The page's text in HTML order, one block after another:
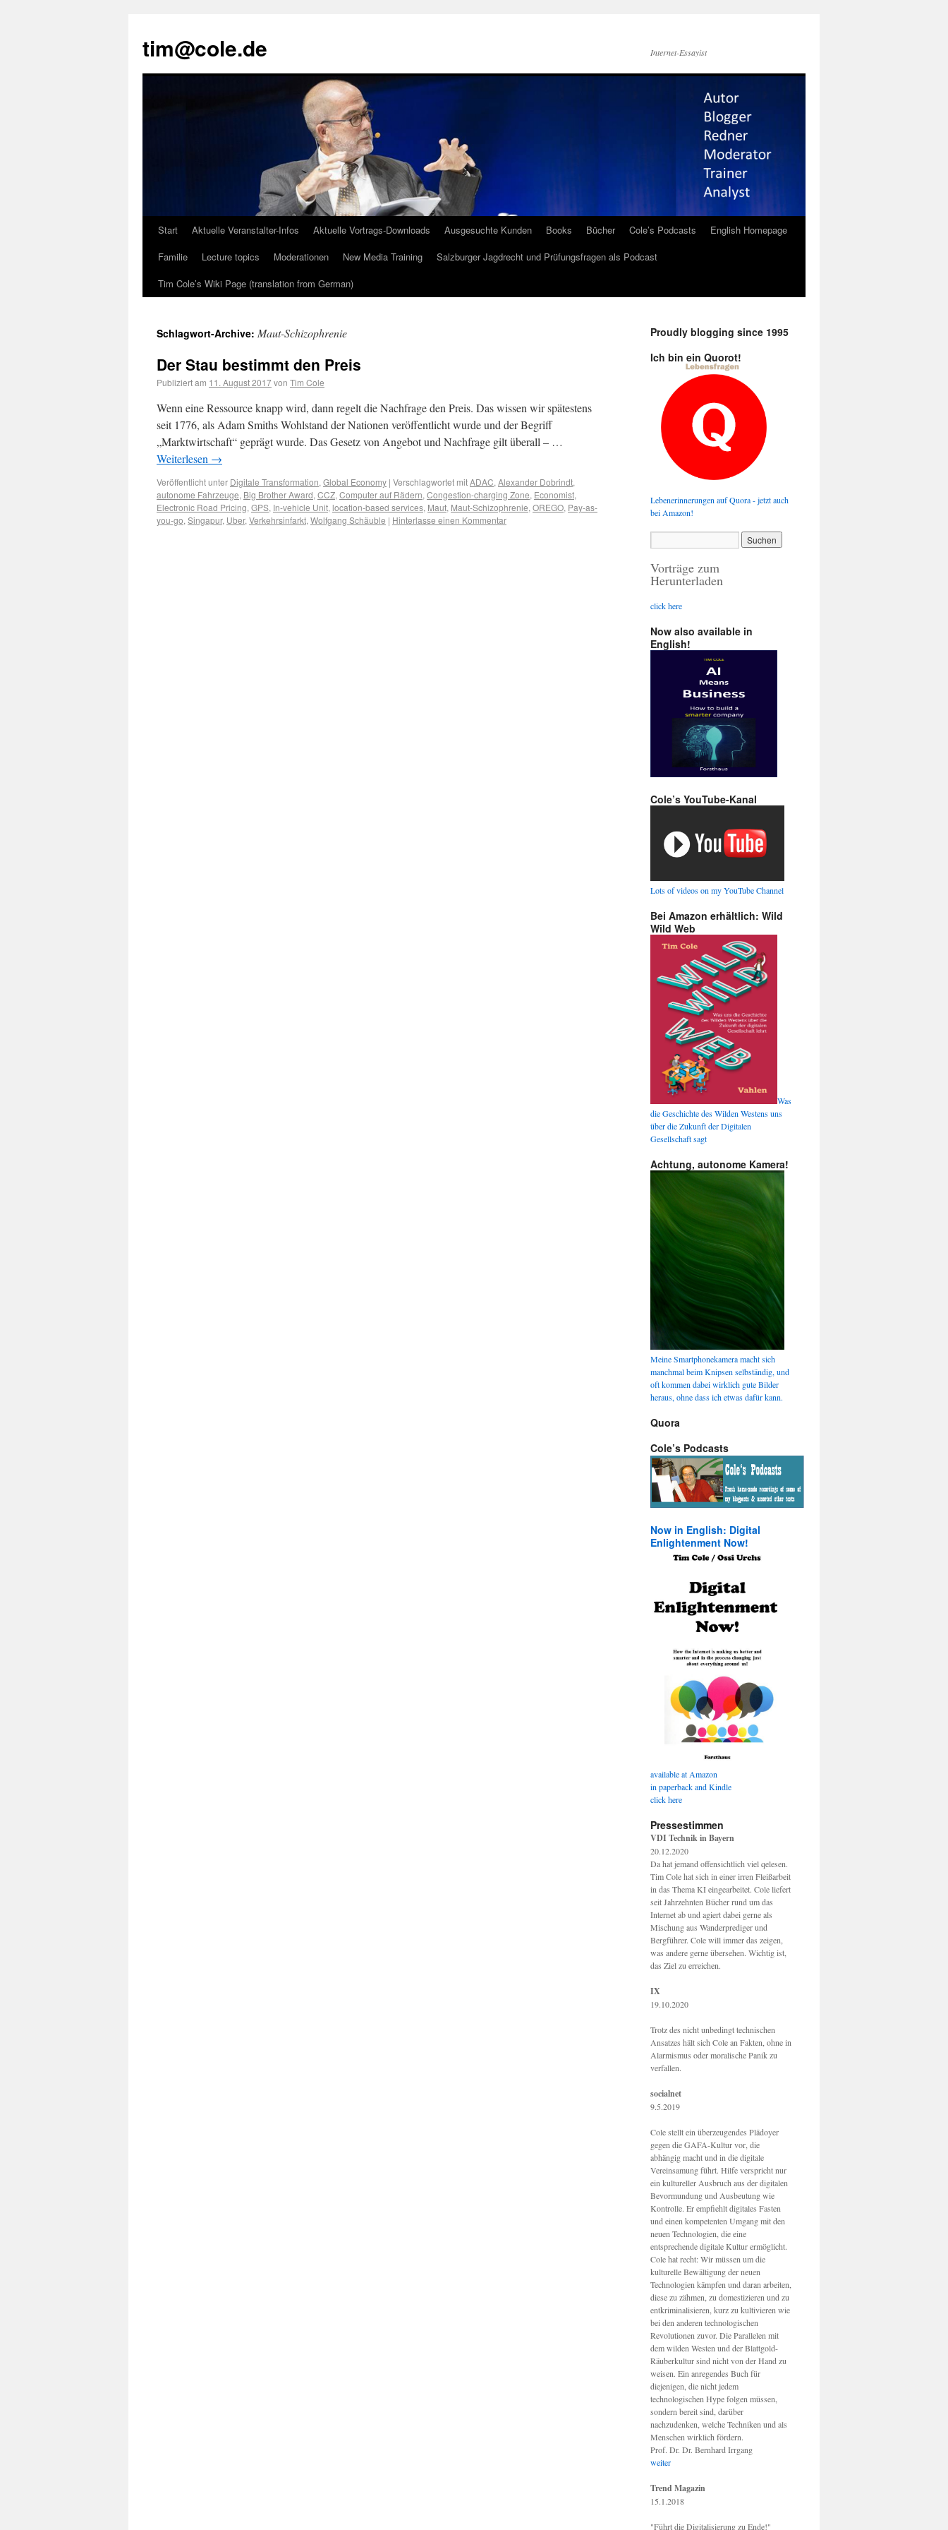
tim@cole.de Internet-Essayist
Start Aktuelle Veranstalter-Infos Aktuelle Vortrags-Downloads Ausgesuchte Kunden Books Bücher Cole’s Podcasts
English Homepage
Familie
Lecture topics Moderationen New Media Training
Salzburger Jagdrecht und Prüfungsfragen als Podcast
Tim Cole’s Wiki Page (translation from German)
Schlagwort-Archive: Maut-Schizophrenie
Der Stau bestimmt den Preis
Publiziert am 11. August 2017von Tim Cole
Wenn eine Ressource knapp wird, dann regelt die Nachfrage den Preis. Das wissen wir spätestens
seit 1776, als Adam Smiths Wohlstand der Nationen veröffentlicht wurde und der Begriff
„Marktwirtschaft“ geprägt wurde. Das Gesetz von Angebot und Nachfrage gilt überall – …
Weiterlesen →
Veröffentlicht unter Digitale Transformation, Global Economy | Verschlagwortet mitADAC, Alexander Dobrindt,
autonome Fahrzeuge, Big Brother Award, CCZ, Computer auf Rädern, Congestion-charging Zone, Economist,
Electronic Road Pricing, GPS, In-vehicle Unit, location-based services, Maut, Maut-Schizophrenie, OREGO, Pay-as-
you-go, Singapur, Uber, Verkehrsinfarkt, Wolfgang Schäuble | Hinterlasse einen Kommentar
Proudly blogging since 1995
Ich bin ein Quorot!
Lebenerinnerungen auf Quora - jetzt auch
bei Amazon!
Vorträge zum
Herunterladen
click here
Now also available in
English!
Cole’s YouTube-Kanal
Lots of videos on my YouTube Channel
Bei Amazon erhältlich: Wild
Wild Web
Was
die Geschichte des Wilden Westens uns
über die Zukunft der Digitalen
Gesellschaft sagt
Achtung, autonome Kamera!
Meine Smartphonekamera macht sich
manchmal beim Knipsen selbständig, und
oft kommen dabei wirklich gute Bilder
heraus, ohne dass ich etwas dafür kann.
Quora
Cole’s Podcasts
Now in English: Digital
Enlightenment Now!
available at Amazon
in paperback and Kindle
click here
Pressestimmen
VDI Technik in Bayern
20.12.2020
Da hat jemand offensichtlich viel qelesen.
Tim Cole hat sich in einer irren Fleißarbeit
in das Thema KI eingearbeitet. Cole liefert
seit Jahrzehnten Bücher rund um das
Internet ab und agiert dabei gerne als
Mischung aus Wanderprediger und
Bergführer. Cole will immer das zeigen,
was andere gerne übersehen. Wichtig ist,
das Ziel zu erreichen.
IX
19.10.2020
Trotz des nicht unbedingt technischen
Ansatzes hält sich Cole an Fakten, ohne in
Alarmismus oder moralische Panik zu
verfallen.
socialnet
9.5.2019
Cole stellt ein überzeugendes Plädoyer
gegen die GAFA-Kultur vor, die
abhängig macht und in die digitale
Vereinsamung führt. Hilfe verspricht nur
ein kultureller Ausbruch aus der digitalen
Bevormundung und Ausbeutung wie
Kontrolle. Er empfiehlt digitales Fasten
und einen kompetenten Umgang mit den
neuen Technologien, die eine
entsprechende digitale Kultur ermöglicht.
Cole hat recht: Wir müssen um die
kulturelle Bewältigung der neuen
Technologien kämpfen und daran arbeiten,
diese zu zähmen, zu domestizieren und zu
entkriminalisieren, kurz zu kultivieren wie
bei den anderen technologischen
Revolutionen zuvor. Die Parallelen mit
dem wilden Westen und der Blattgold-
Räuberkultur sind nicht von der Hand zu
weisen. Ein anregendes Buch für
diejenigen, die nicht jedem
technologischen Hype folgen müssen,
sondern bereit sind, darüber
nachzudenken, welche Techniken und als
Menschen wirklich fördern.
Prof. Dr. Dr. Bernhard Irrgang
weiter
Trend Magazin
15.1.2018
"Führt die Digitalisierung zu Ende!"